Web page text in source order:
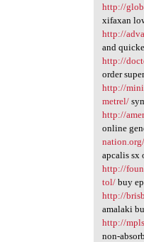
http://
xifaxan
http://
and
http://
order
http://
metrel/
http://
online
apcalis sx
http://
tol/buy
http://
amalaki
http://
non-